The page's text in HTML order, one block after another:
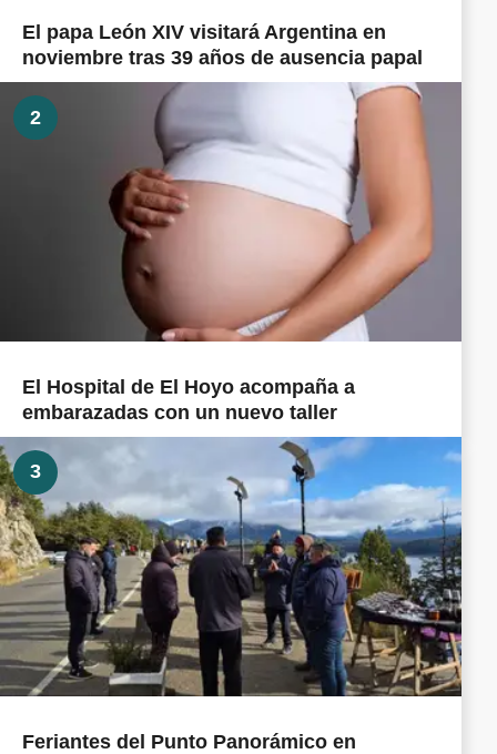
El papa León XIV visitará Argentina en
noviembre tras 39 años de ausencia papal
2
El Hospital de El Hoyo acompaña a
embarazadas con un nuevo taller
3
Feriantes del Punto Panorámico en